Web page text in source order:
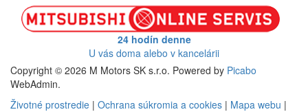
24 hodín denne
U vás doma alebo v kancelárii
Copyright © 2026 M Motors SK s.r.o. Powered by Picabo
WebAdmin.
Životné prostredie | Ochrana súkromia a cookies | Mapa webu |